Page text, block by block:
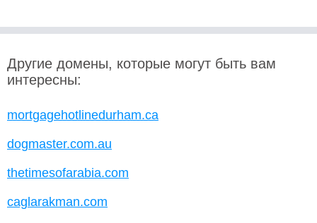
Другие домены, которые могут быть вам
интересны:
mortgagehotlinedurham.ca
dogmaster.com.au
thetimesofarabia.com
caglarakman.com